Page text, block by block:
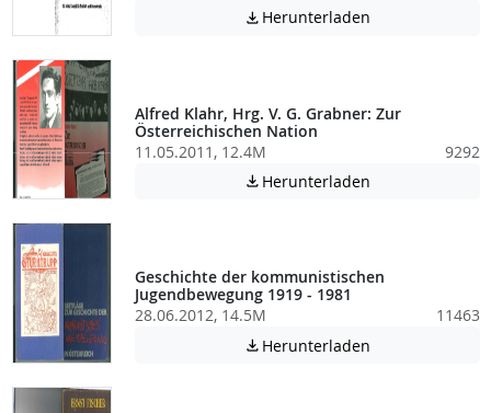
 Herunterladen
Alfred Klahr, Hrg. V. G. Grabner: Zur
Österreichischen Nation
11.05.2011, 12.4M
9292
 Herunterladen
Geschichte der kommunistischen
Jugendbewegung 1919 - 1981
28.06.2012, 14.5M
11463
 Herunterladen